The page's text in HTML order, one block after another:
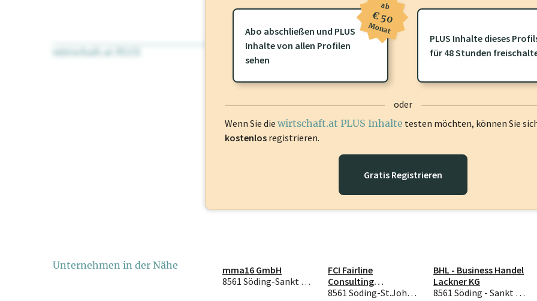
wirtschaft.at PLUS Für dieses Profil gibt es zusätzliche wirtschaft.at PLUS Inhaltedie Sie
frei oder loggen Sie sich ein um diese Inhalte zu sehen.
Abo abschließen und PLUS
Inhalte von allen Profilen
sehen
ab
€ 50
Monat
PLUS Inhalte dieses
für 48 Stunden
oder
Wenn Sie die wirtschaft.at PLUS Inhalte testen möchten, können Sie
kostenlos registrieren.
Gratis Registrieren
Unternehmen in der Nähe
mma16 GmbH
8561 Söding-Sankt Johann
FCI Fairline
Consulting
International GmbH8561 Söding-St.Johann
BHL - Business Handel
Lackner KG
8561 Söding - Sankt Johann